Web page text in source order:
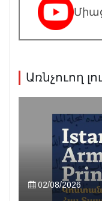
Առնչուող
02/08/2026